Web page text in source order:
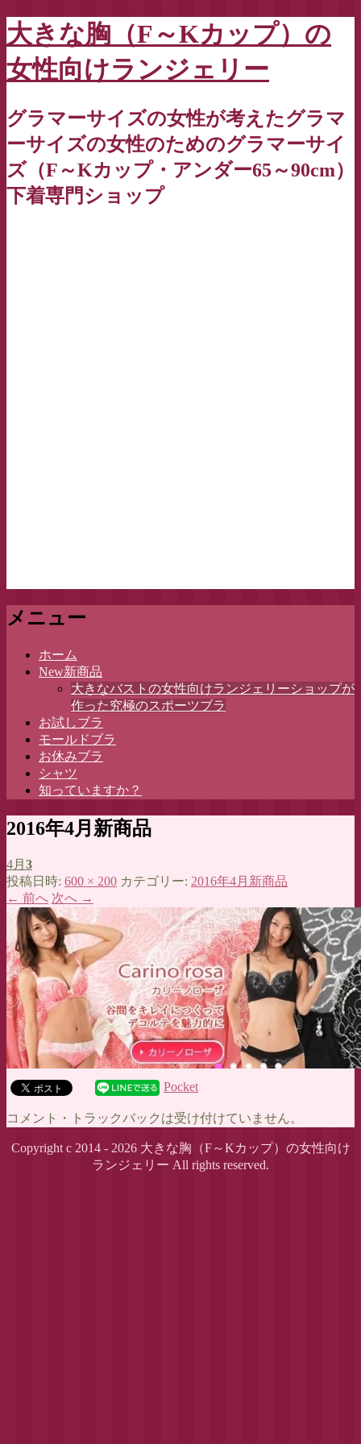
大きな胸（F～Kカップ）の
女性向けランジェリー
グラマーサイズの女性が考えたグラマ
ーサイズの女性のためのグラマーサイ
ズ（F～Kカップ・アンダー65～90cm）
下着専門ショップ
メニュー
ホーム
New新商品
大きなバストの女性向けランジェリーショップが
作った究極のスポーツブラ
お試しブラ
モールドブラ
お休みブラ
シャツ
知っていますか？
2016年4月新商品
4月 3
投稿日時: 600 × 200 カテゴリー: 2016年4月新商品
← 前へ 次へ →
Pocket
コメント・トラックバックは受け付けていません。
Copyright c 2014 - 2026 大きな胸（F～Kカップ）の女性向け
ランジェリー All rights reserved.